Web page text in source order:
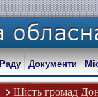
Шість громад
Документи